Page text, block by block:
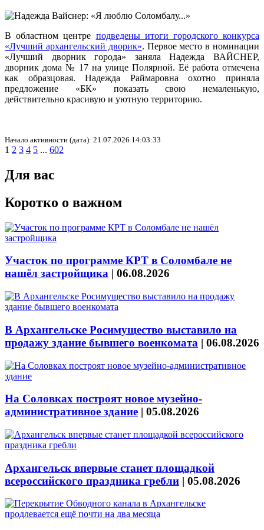
В областном центре подведены итоги городского конкурса
«Лучший архангельский дворик». Первое место в номинации
«Лучший дворник города» заняла Надежда ВАЙСНЕР,
дворник дома № 17 на улице Полярной. Её работа отмечена
как образцовая. Надежда Раймаровна охотно приняла
предложение «БК» показать свою немаленькую,
действительно красивую и уютную территорию.
Начало активности (дата): 21.07.2026 14:03:33
1 2 3 4 5 ... 602
Для вас
Коротко о важном
Участок по программе КРТ в Соломбале не
нашёл застройщика | 06.08.2026
В Архангельске Росимущество выставило на
продажу здание бывшего военкомата | 06.08.2026
На Соловках построят новое музейно-
административное здание | 05.08.2026
Архангельск впервые станет площадкой
всероссийского праздника гребли | 05.08.2026